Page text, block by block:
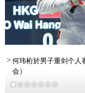
何玮桁於男子重剑个人
会）